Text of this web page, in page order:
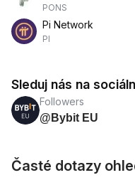
PONS
Pi Network
PI
Sleduj nás na
Followers
@Bybit EU
Časté dotazy